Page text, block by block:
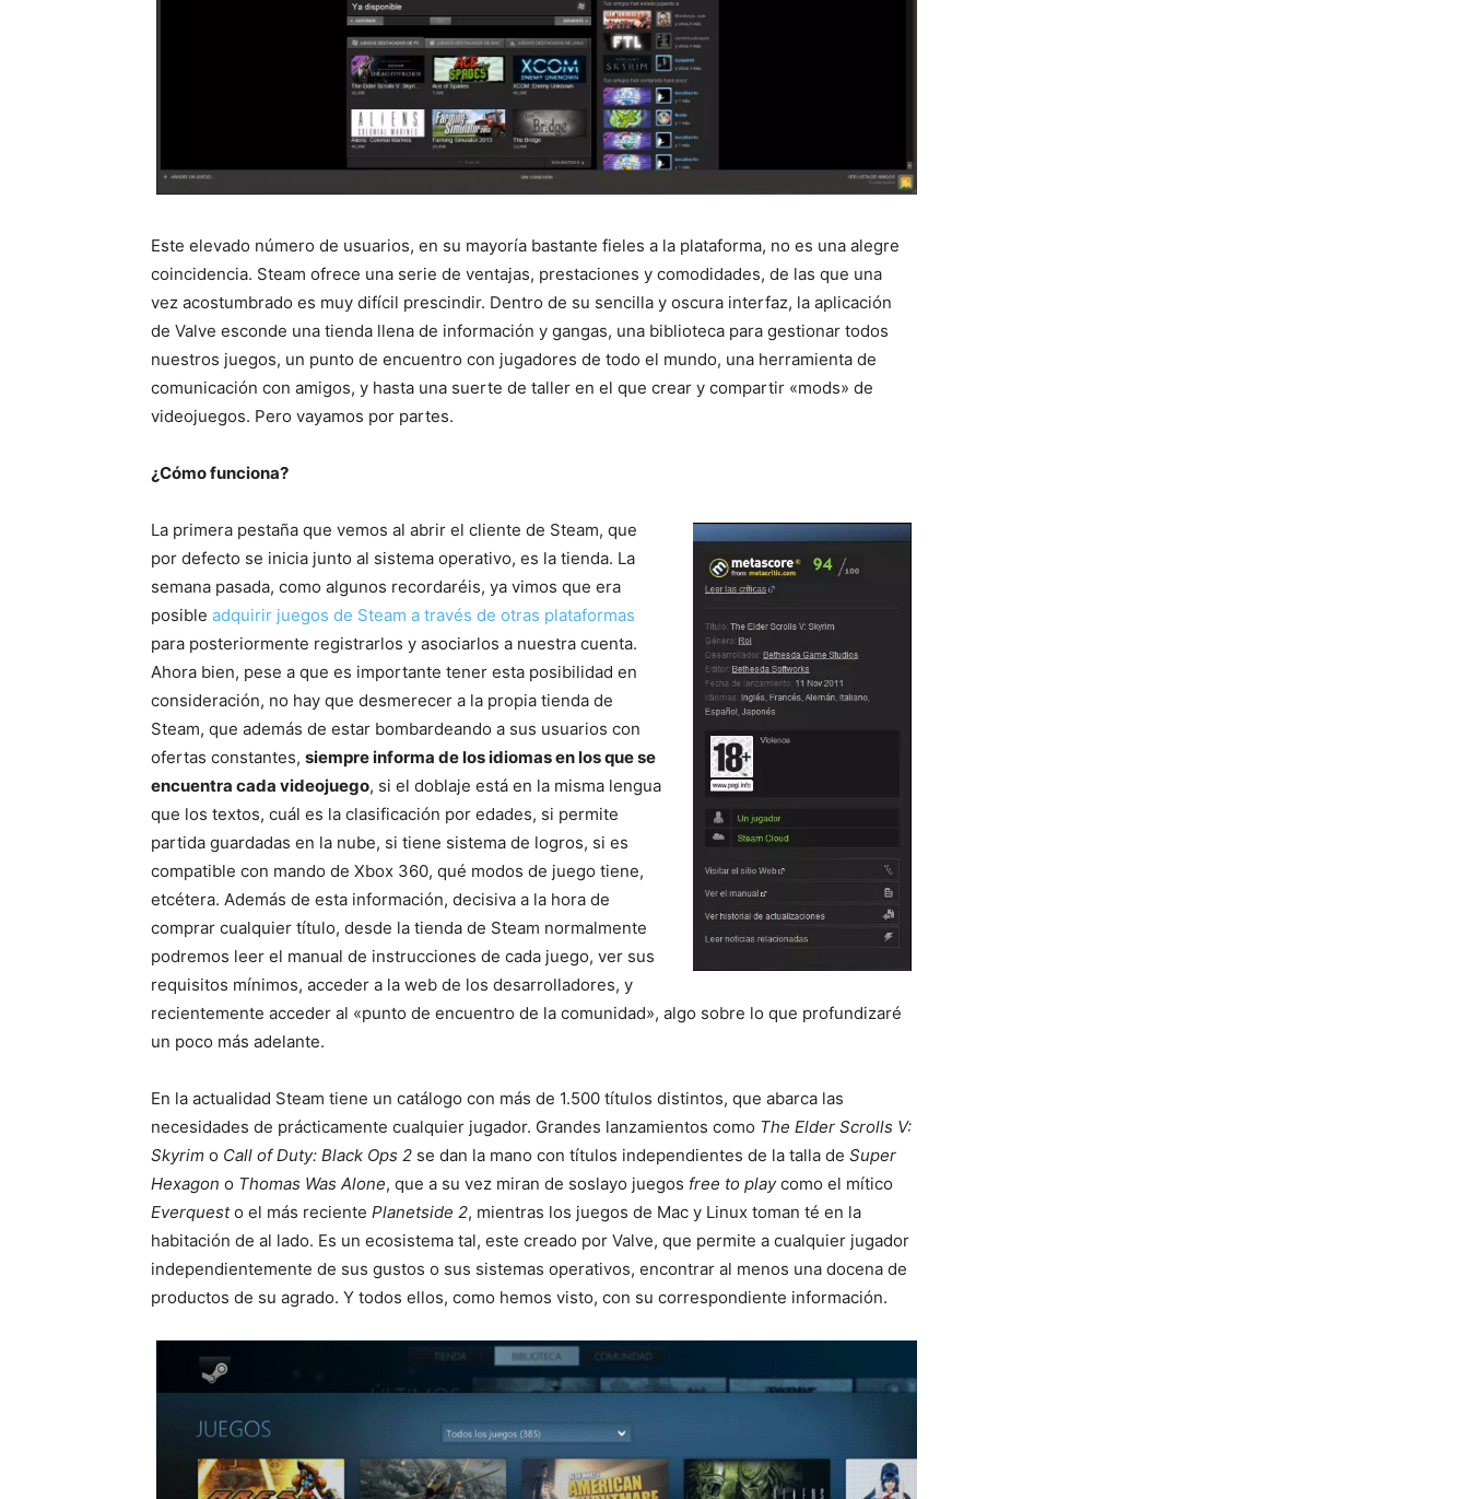
Este elevado número de usuarios, en su mayoría bastante fieles a la plataforma, no es una alegre
coincidencia. Steam ofrece una serie de ventajas, prestaciones y comodidades, de las que una
vez acostumbrado es muy difícil prescindir. Dentro de su sencilla y oscura interfaz, la aplicación
de Valve esconde una tienda llena de información y gangas, una biblioteca para gestionar todos
nuestros juegos, un punto de encuentro con jugadores de todo el mundo, una herramienta de
comunicación con amigos, y hasta una suerte de taller en el que crear y compartir «mods» de
videojuegos. Pero vayamos por partes.
¿Cómo funciona?
La primera pestaña que vemos al abrir el cliente de Steam, que
por defecto se inicia junto al sistema operativo, es la tienda. La
semana pasada, como algunos recordaréis, ya vimos que era
posible adquirir juegos de Steam a través de otras plataformas
para posteriormente registrarlos y asociarlos a nuestra cuenta.
Ahora bien, pese a que es importante tener esta posibilidad en
consideración, no hay que desmerecer a la propia tienda de
Steam, que además de estar bombardeando a sus usuarios con
ofertas constantes, siempre informa de los idiomas en los que se
encuentra cada videojuego, si el doblaje está en la misma lengua
que los textos, cuál es la clasificación por edades, si permite
partida guardadas en la nube, si tiene sistema de logros, si es
compatible con mando de Xbox 360, qué modos de juego tiene,
etcétera. Además de esta información, decisiva a la hora de
comprar cualquier título, desde la tienda de Steam normalmente
podremos leer el manual de instrucciones de cada juego, ver sus
requisitos mínimos, acceder a la web de los desarrolladores, y
recientemente acceder al «punto de encuentro de la comunidad», algo sobre lo que profundizaré
un poco más adelante.
En la actualidad Steam tiene un catálogo con más de 1.500 títulos distintos, que abarca las
necesidades de prácticamente cualquier jugador. Grandes lanzamientos como The Elder Scrolls V:
Skyrim o Call of Duty: Black Ops 2 se dan la mano con títulos independientes de la talla de Super
Hexagon o Thomas Was Alone, que a su vez miran de soslayo juegos free to playcomo el mítico
Everquesto el más reciente Planetside 2, mientras los juegos de Mac y Linux toman té en la
habitación de al lado. Es un ecosistema tal, este creado por Valve, que permite a cualquier jugador
independientemente de sus gustos o sus sistemas operativos, encontrar al menos una docena de
productos de su agrado. Y todos ellos, como hemos visto, con su correspondiente información.